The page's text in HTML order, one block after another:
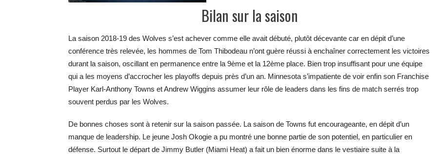
Bilan sur la saison
La saison 2018-19 des Wolves s’est achever comme elle avait débuté, plutôt décevante car en dépit d’une
conférence très relevée, les hommes de Tom Thibodeau n’ont guère réussi à enchaîner correctement les victoires
durant la saison, oscillant en permanence entre la 9ème et la 12ème place. Bien trop insuffisant pour une équipe
qui a les moyens d’accrocher les playoffs depuis près d’un an. Minnesota s’impatiente de voir enfin son Franchise
Player Karl-Anthony Towns et Andrew Wiggins assumer leur rôle de leaders dans les fins de match serrés trop
souvent perdus par les Wolves.
De bonnes choses sont à retenir sur la saison passée. La saison de Towns fut encourageante, en dépit d’un
manque de leadership. Le jeune Josh Okogie a pu montré une bonne partie de son potentiel, en particulier en
défense. Surtout le départ de Jimmy Butler (Miami Heat) a fait un bien énorme dans le vestiaire suite à la